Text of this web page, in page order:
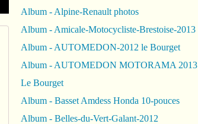
Album - Alpine-Renault photos
Album - Amicale-Motocycliste-Brestoise-2013
Album - AUTOMEDON-2012 le Bourget
Album - AUTOMEDON MOTORAMA 2013
Le Bourget
Album - Basset Amdess Honda 10-pouces
Album - Belles-du-Vert-Galant-2012